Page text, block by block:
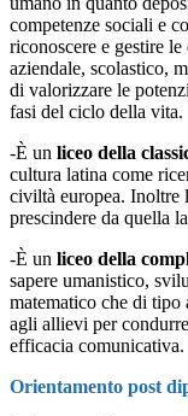
competenze sociali e
riconoscere e gestire
aziendale, scolastico,
di valorizzare le
fasi del ciclo della vita.
-È un liceo della
cultura latina come
civiltà europea. Inoltre
prescindere da quella
-È un liceo della
sapere umanistico,
matematico che di tipo
agli allievi per
efficacia comunicativa.
Orientamento post